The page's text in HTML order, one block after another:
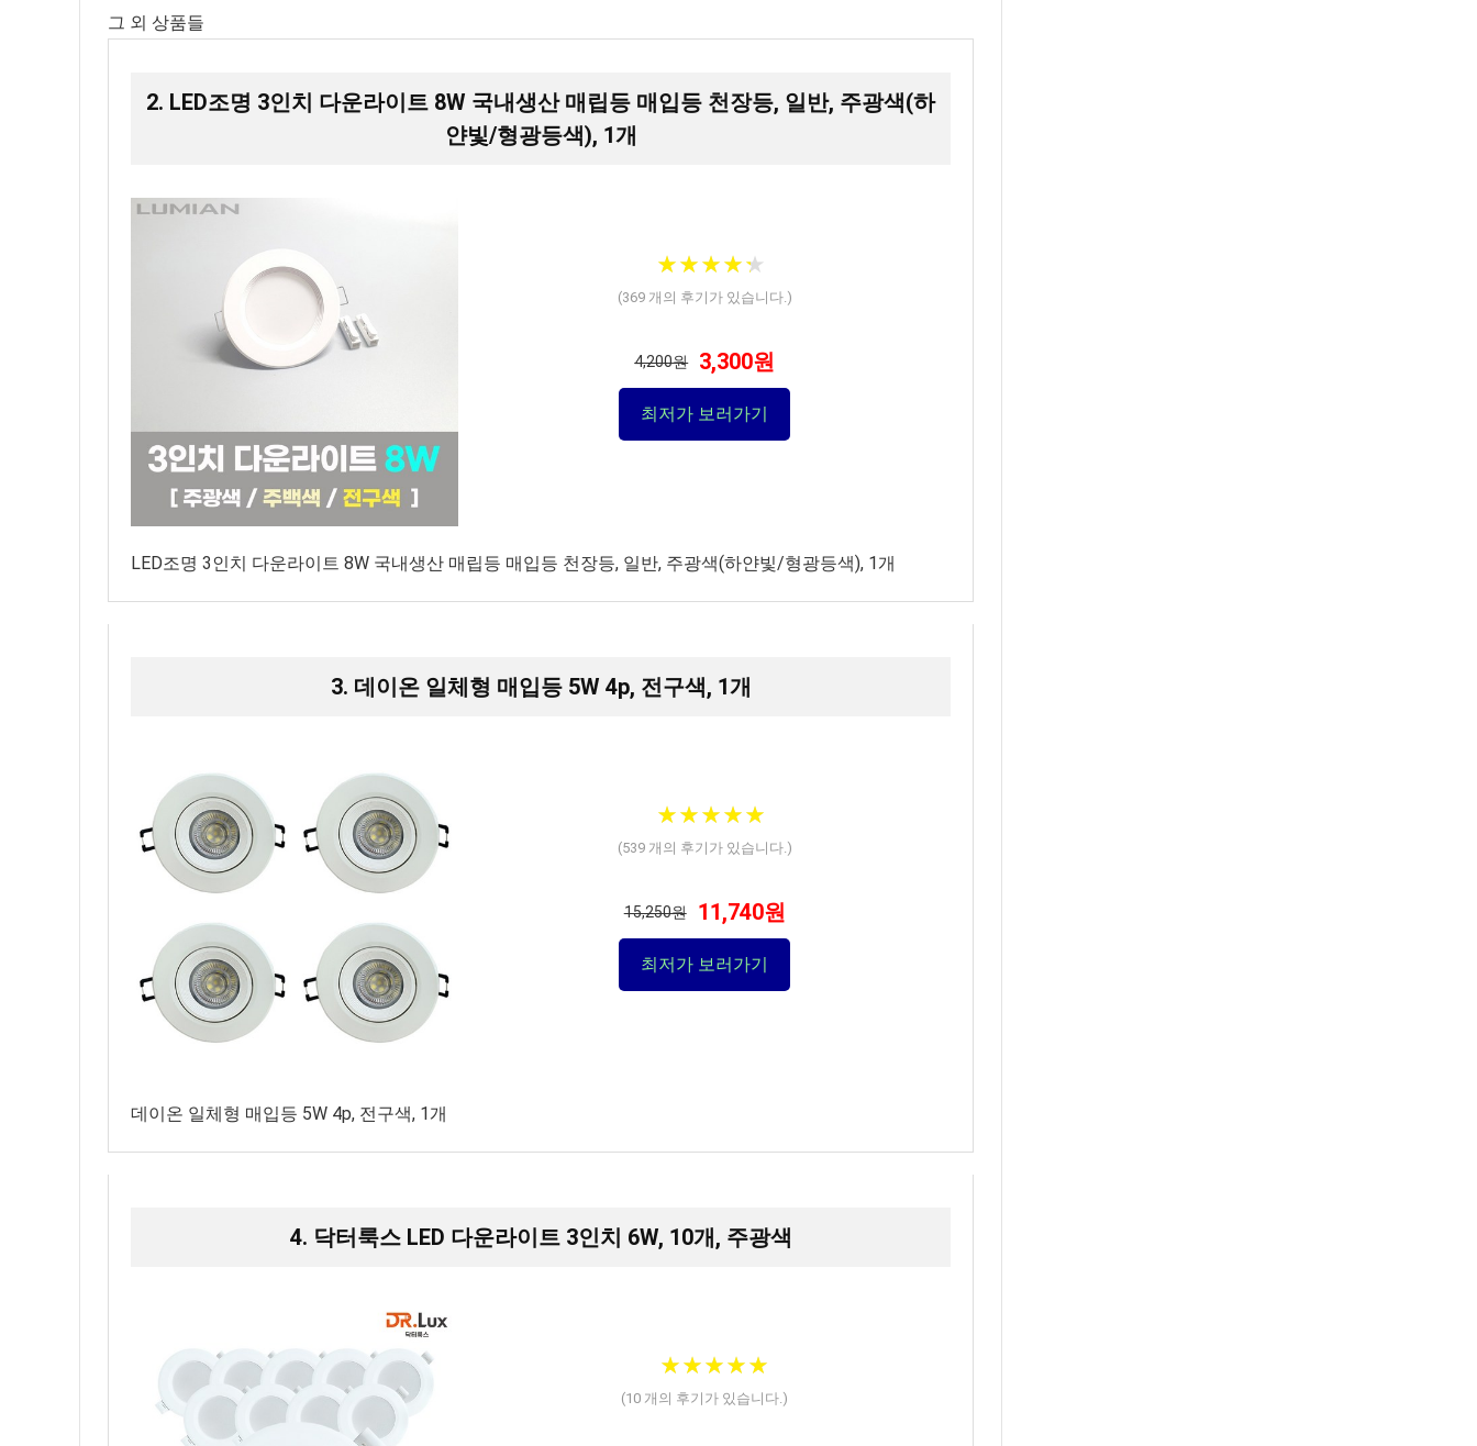
그 외 상품들
2. LED조명 3인치 다운라이트 8W 국내생산 매립등 매입등 천장등, 일반, 주광색(하
얀빛/형광등색), 1개
★★★★★
★★★★★
(369개의 후기가 있습니다.)
4,200원 3,300원
최저가 보러가기
LED조명 3인치 다운라이트 8W 국내생산 매립등 매입등 천장등, 일반, 주광색(하얀빛/형광등색), 1개
3. 데이온 일체형 매입등 5W 4p, 전구색, 1개
★★★★★
★★★★★
(539개의 후기가 있습니다.)
15,250원 11,740원
최저가 보러가기
데이온 일체형 매입등 5W 4p, 전구색, 1개
4. 닥터룩스 LED 다운라이트 3인치 6W, 10개, 주광색
★★★★★
★★★★★
(10 개의 후기가 있습니다.)